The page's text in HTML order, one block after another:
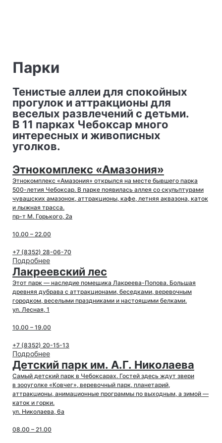
Парки
Тенистые аллеи для спокойных
прогулок и аттракционы для
веселых развлечений с детьми.
В 11 парках Чебоксар много
интересных и живописных
уголков.
Этнокомплекс «Амазония»
Этнокомплекс «Амазония» открылся на месте бывшего парка
500-летия Чебоксар. В парке появилась аллея со скульптурами
чувашских амазонок, аттракционы, кафе, летняя аквазона, каток
и лыжная трасса.
пр-т М. Горького, 2а
10.00 – 22.00
+7 (8352) 28-06-70
Подробнее
Лакреевский лес
Этот парк — наследие помещика Лакреева-Попова. Большая
древняя дубрава с аттракционами, беседками, веревочным
городком, веселыми праздниками и настоящими белками.
ул. Лесная, 1
10.00 – 19.00
+7 (8352) 20-15-13
Подробнее
Детский парк им. А.Г. Николаева
Самый детский парк в Чебоксарах. Гостей здесь ждут звери
в зооуголке «Ковчег», веревочный парк, планетарий,
аттракционы, анимационные программы по выходным, а зимой —
каток и горки.
ул. Николаева, 6а
08.00 – 21.00